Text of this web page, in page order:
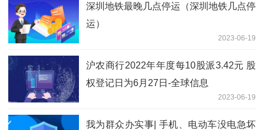
深圳地铁最晚几点停运（深圳地铁几点停
运）
2023-06-19
沪农商行2022年年度每10股派3.42元 股
权登记日为6月27日-全球信息
2023-06-19
我为群众办实事| 手机、电动车没电急坏